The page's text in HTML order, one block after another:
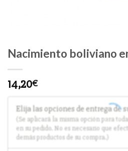
Nacimiento boliviano
14,20€
Elija las opciones de entrega de
(Se aplicará la misma opción para
en su pedido. No es necesario que
demás productos de su compra.)